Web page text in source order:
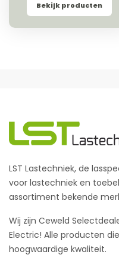
Bekijk producten
LST Lastechniek, de
voor lastechniek en
assortiment bekende
Wij zijn Ceweld
Electric! Alle producten
hoogwaardige kwaliteit.